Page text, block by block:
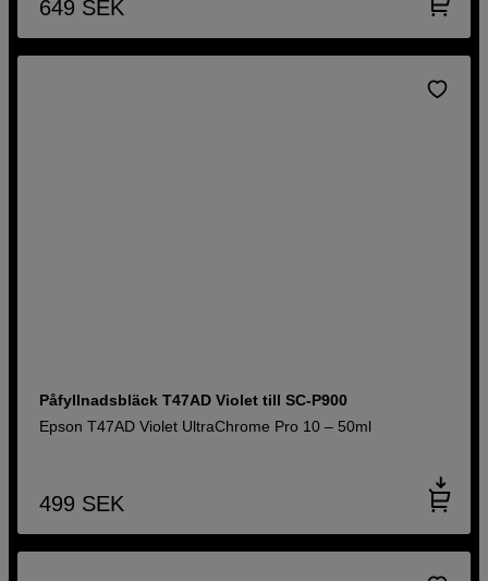
649 SEK
Påfyllnadsbläck T47AD Violet till SC-P900
Epson T47AD Violet UltraChrome Pro 10 – 50ml
499 SEK